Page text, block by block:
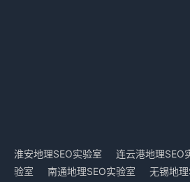
淮安地理SEO实验室 连云港地理SEO
验室
南通地理SEO实验室 无锡地